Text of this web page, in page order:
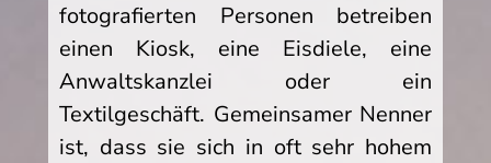
fotografierten Personen betreiben
einen Kiosk, eine Eisdiele, eine
Anwaltskanzlei oder ein
Textilgeschäft. Gemeinsamer Nenner
ist, dass sie sich in oft sehr hohem